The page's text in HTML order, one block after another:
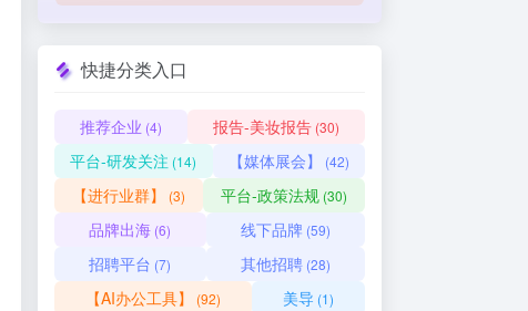
快捷分类入口
推荐企业 (4) 报告-美妆报告 (30)
平台-研发关注 (14) 【媒体展会】 (42)
【进行业群】 (3) 平台-政策法规 (30)
品牌出海 (6) 线下品牌 (59)
招聘平台 (7) 其他招聘(28)
【AI办公工具】 (92) 美导 (1)